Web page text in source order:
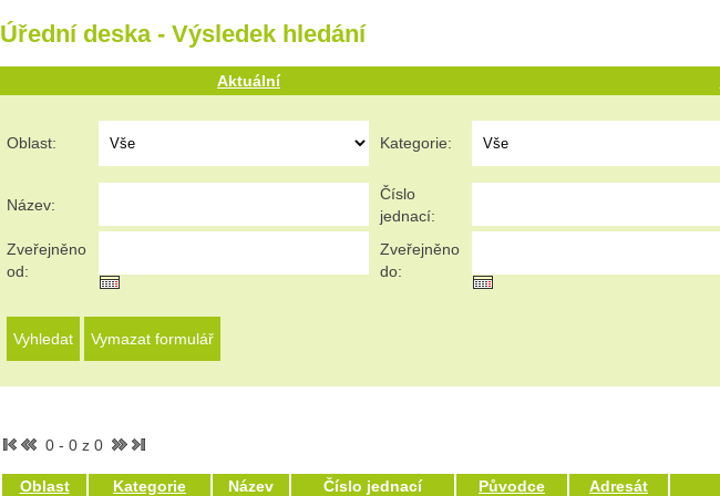
Úřední deska - Výsledek hledání
Aktuální
Oblast: Kategorie:
Název:
Číslo
jednací:
Zveřejněno
od:
Zveřejněno
do:
0 - 0 z 0
Oblast Kategorie Název Číslo jednací Původce Adresát